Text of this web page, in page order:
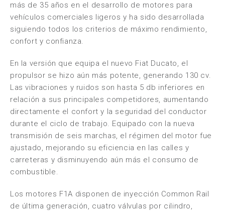
más de 35 años en el desarrollo de motores para
vehículos comerciales ligeros y ha sido desarrollada
siguiendo todos los criterios de máximo rendimiento,
confort y confianza.
En la versión que equipa el nuevo Fiat Ducato, el
propulsor se hizo aún más potente, generando 130 cv.
Las vibraciones y ruidos son hasta 5 db inferiores en
relación a sus principales competidores, aumentando
directamente el confort y la seguridad del conductor
durante el ciclo de trabajo. Equipado con la nueva
transmisión de seis marchas, el régimen del motor fue
ajustado, mejorando su eficiencia en las calles y
carreteras y disminuyendo aún más el consumo de
combustible.
Los motores F1A disponen de inyección Common Rail
de última generación, cuatro válvulas por cilindro,